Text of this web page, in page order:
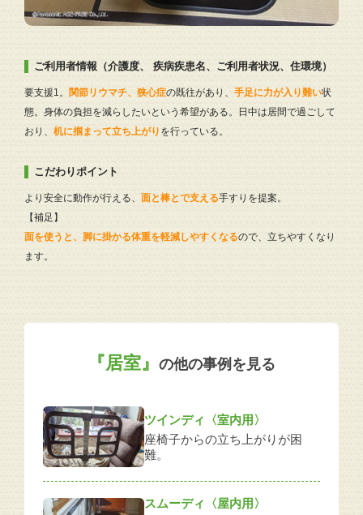
ご利用者情報（介護度、 疾病疾患名、ご利用者状況、住環境）
要支援1。 関節リウマチ、狭心症の既往があり、 手足に力が入り難い状
態。身体の負担を減らしたいという希望がある。日中は居間で過ごして
おり、 机に掴まって立ち上がり を行っている。
こだわりポイント
より安全に動作が行える、 面と棒とで支える手すりを提案。
【補足】
面を使うと、脚に掛かる体重を軽減しやすくなるので、立ちやすくなり
ます。
『居室』 の他の事例を見る
ツインディ〈室内用〉
座椅子からの立ち上がりが困
難。
スムーディ〈屋内用〉